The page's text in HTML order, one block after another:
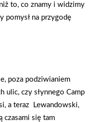
to, co znamy i widzimy
pomysł na przygodę
poza podziwianiem
ulic, czy słynnego Camp
a teraz Lewandowski,
czasami się tam